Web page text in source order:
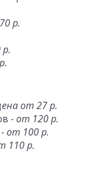
р.
от 27 р.
- от 120 р.
- от 100 р.
110 р.